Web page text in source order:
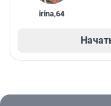
irina,64